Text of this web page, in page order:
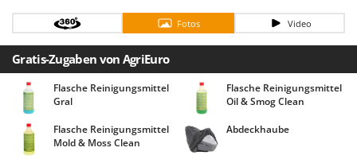
Bodenreinigungsmaschinen
Brutmaschinen Inkubatoren
Bürsten für den Außenbereich
D Dampfreiniger und Dampfbesen
Barbieri
Batavia
Benassi
Beper
Berkel
Bernardi
Fotos Video
Gratis-Zugaben von AgriEuro
Flasche Reinigungsmittel
Gral
Flasche Reinigungsmittel
Oil & Smog Clean
Flasche Reinigungsmittel
Mold & Moss Clean
Abdeckhaube